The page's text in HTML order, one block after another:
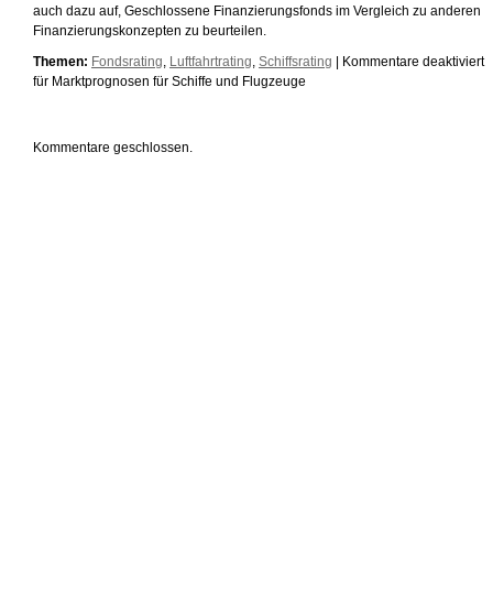
auch dazu auf, Geschlossene Finanzierungsfonds im Vergleich zu anderen
Finanzierungskonzepten zu beurteilen.
Themen: Fondsrating Luftfahrtrating Schiffsrating
Kommentare deaktiviert
für Marktprognosen für Schiffe und Flugzeuge
Kommentare geschlossen.